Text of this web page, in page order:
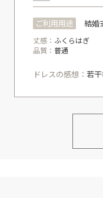
ご利用用途 結婚
丈感： ふくらはぎ
品質： 普通
ドレスの感想： 若干